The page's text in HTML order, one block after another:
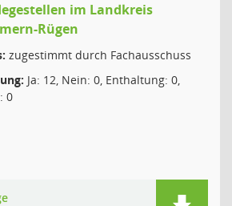
im Landkreis
Rügen
zugestimmt durch Fachausschuss
Ja: 12, Nein: 0, Enthaltung: 0,
0